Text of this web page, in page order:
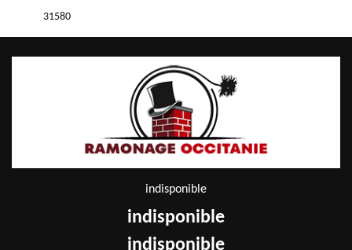
31580
indisponible
indisponible
indisponible